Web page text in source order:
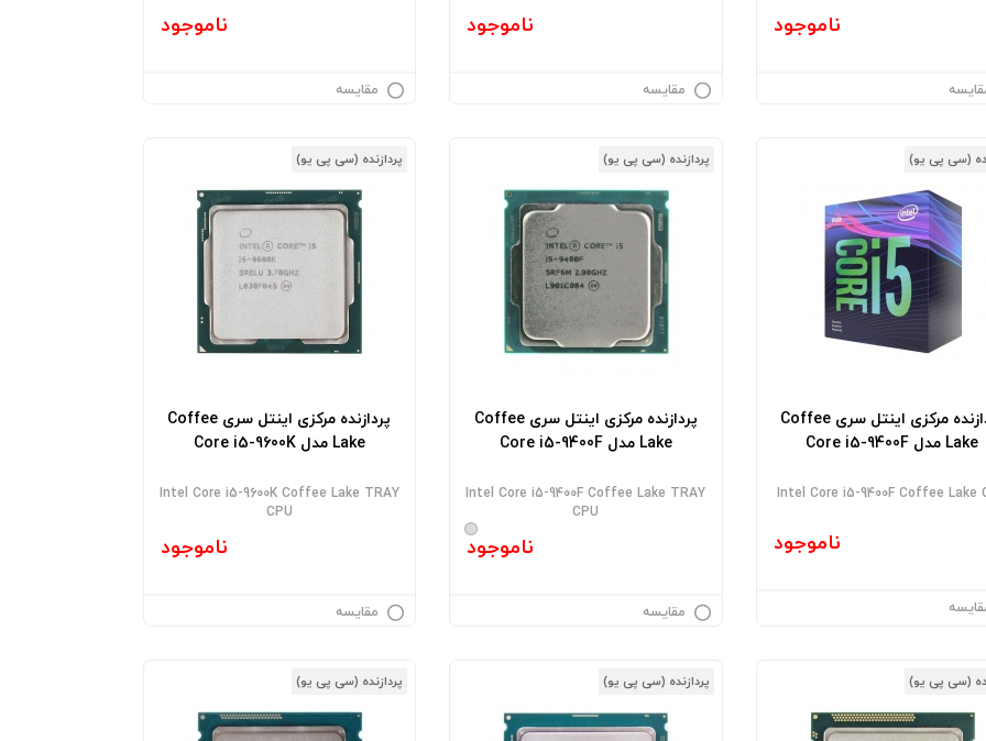
ناموجود ناموجود
مقایسه
ناموجود
مقایسه
(سی پی یو)
پردازنده مرکزی اینتل سری Coffee
Lake مدل Core i5-9400F
Intel Core i5-9400F Coffee Lake
ناموجود
پردازنده (سی پی یو)
پردازنده مرکزی اینتل سری Coffee
Lake مدل Core i5-9400F
Intel Core i5-9400F Coffee Lake TRAY
CPU
ناموجود
مقایسه
پردازنده (سی پی یو)
پردازنده مرکزی اینتل سری Coffee
Lake مدل Core i5-9600K
Intel Core i5-9600K Coffee Lake TRAY
CPU
ناموجود
مقایسه
(سی پی یو) پردازنده (سی پی یو) پردازنده (سی پی یو)